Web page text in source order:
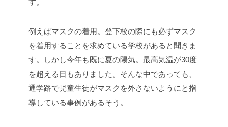
す。
例えばマスクの着用。登下校の際にも必ずマスク
を着用することを求めている学校があると聞きま
す。しかし今年も既に夏の陽気。最高気温が30度
を超える日もありました。そんな中であっても、
通学路で児童生徒がマスクを外さないようにと指
導している事例があるそう。